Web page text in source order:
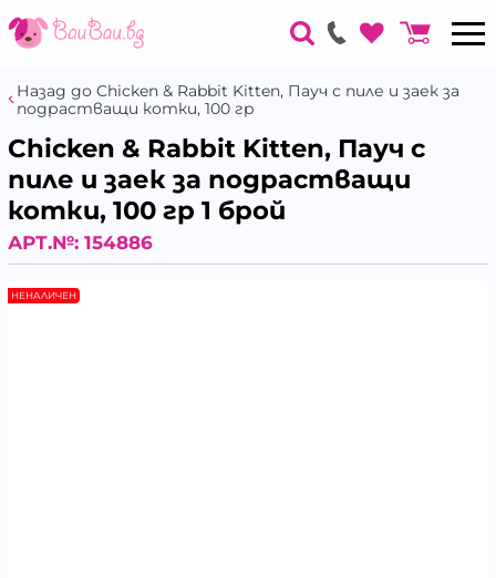
Назад до Chicken & Rabbit Kitten, Пауч с пиле и заек за
подрастващи котки, 100 гр
Chicken & Rabbit Kitten, Пауч с
пиле и заек за подрастващи
котки, 100 гр 1 брой
АРТ.№: 154886
НЕНАЛИЧЕН